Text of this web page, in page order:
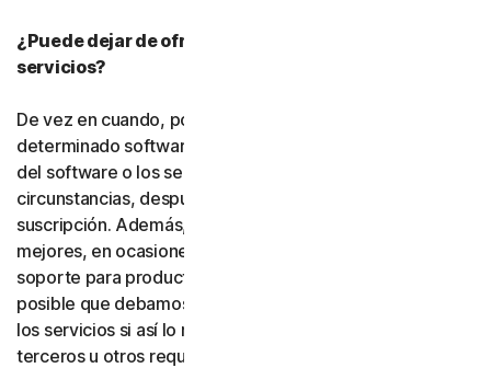
¿Puede dejar de ofrecerse el software o los
servicios?
De vez en cuando, podemos dejar de ofrecer o eliminar
determinado software, servicios o funciones específicas
del software o los servicios. En determinadas
circunstancias, después de hacerlo, no podrá renovar su
suscripción. Además, para poder crear cosas nuevas y
mejores, en ocasiones debemos dejar de ofrecer
soporte para productos más antiguos. También es
posible que debamos modificar funciones del software y
los servicios si así lo requieren plataformas y software de
terceros u otros requisitos fuera de nuestro control.